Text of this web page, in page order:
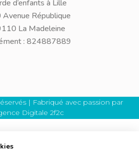
d’enfants à Lille
Avenue République
La Madeleine
: 824887889
| Fabriqué avec passion par
Digitale 2f2c